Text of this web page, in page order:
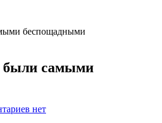
беспощадными
были самыми
нет